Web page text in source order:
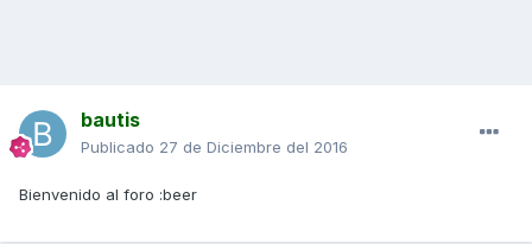
bautis
Publicado 27 de Diciembre del 2016
Bienvenido al foro :beer